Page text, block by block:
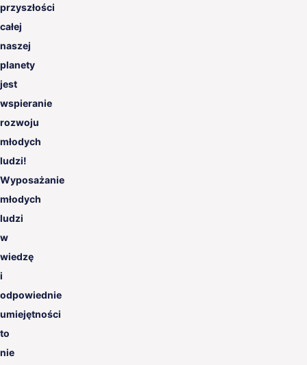
przyszłości
całej
naszej
planety
jest
wspieranie
rozwoju
młodych
ludzi!
Wyposażanie
młodych
ludzi
w
wiedzę
i
odpowiednie
umiejętności
to
nie